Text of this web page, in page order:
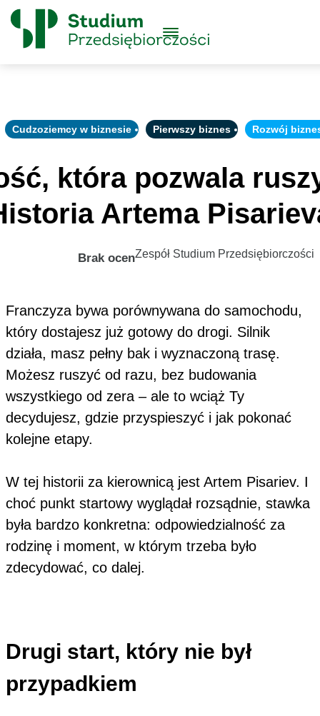
Skip to content
Główne
Logo
Menu
Cudzoziemcy w biznesie Pierwszy biznes Rozwój
która pozwala
Artema
Brak ocenZespół Studium Przedsiębiorczości
Franczyza bywa porównywana do samochodu,
który dostajesz już gotowy do drogi. Silnik
działa, masz pełny bak i wyznaczoną trasę.
Możesz ruszyć od razu, bez budowania
wszystkiego od zera – ale to wciąż Ty
decydujesz, gdzie przyspieszyć i jak pokonać
kolejne etapy.
W tej historii za kierownicą jest Artem Pisariev. I
choć punkt startowy wyglądał rozsądnie, stawka
była bardzo konkretna: odpowiedzialność za
rodzinę i moment, w którym trzeba było
zdecydować, co dalej.
Drugi start, który nie był
przypadkiem